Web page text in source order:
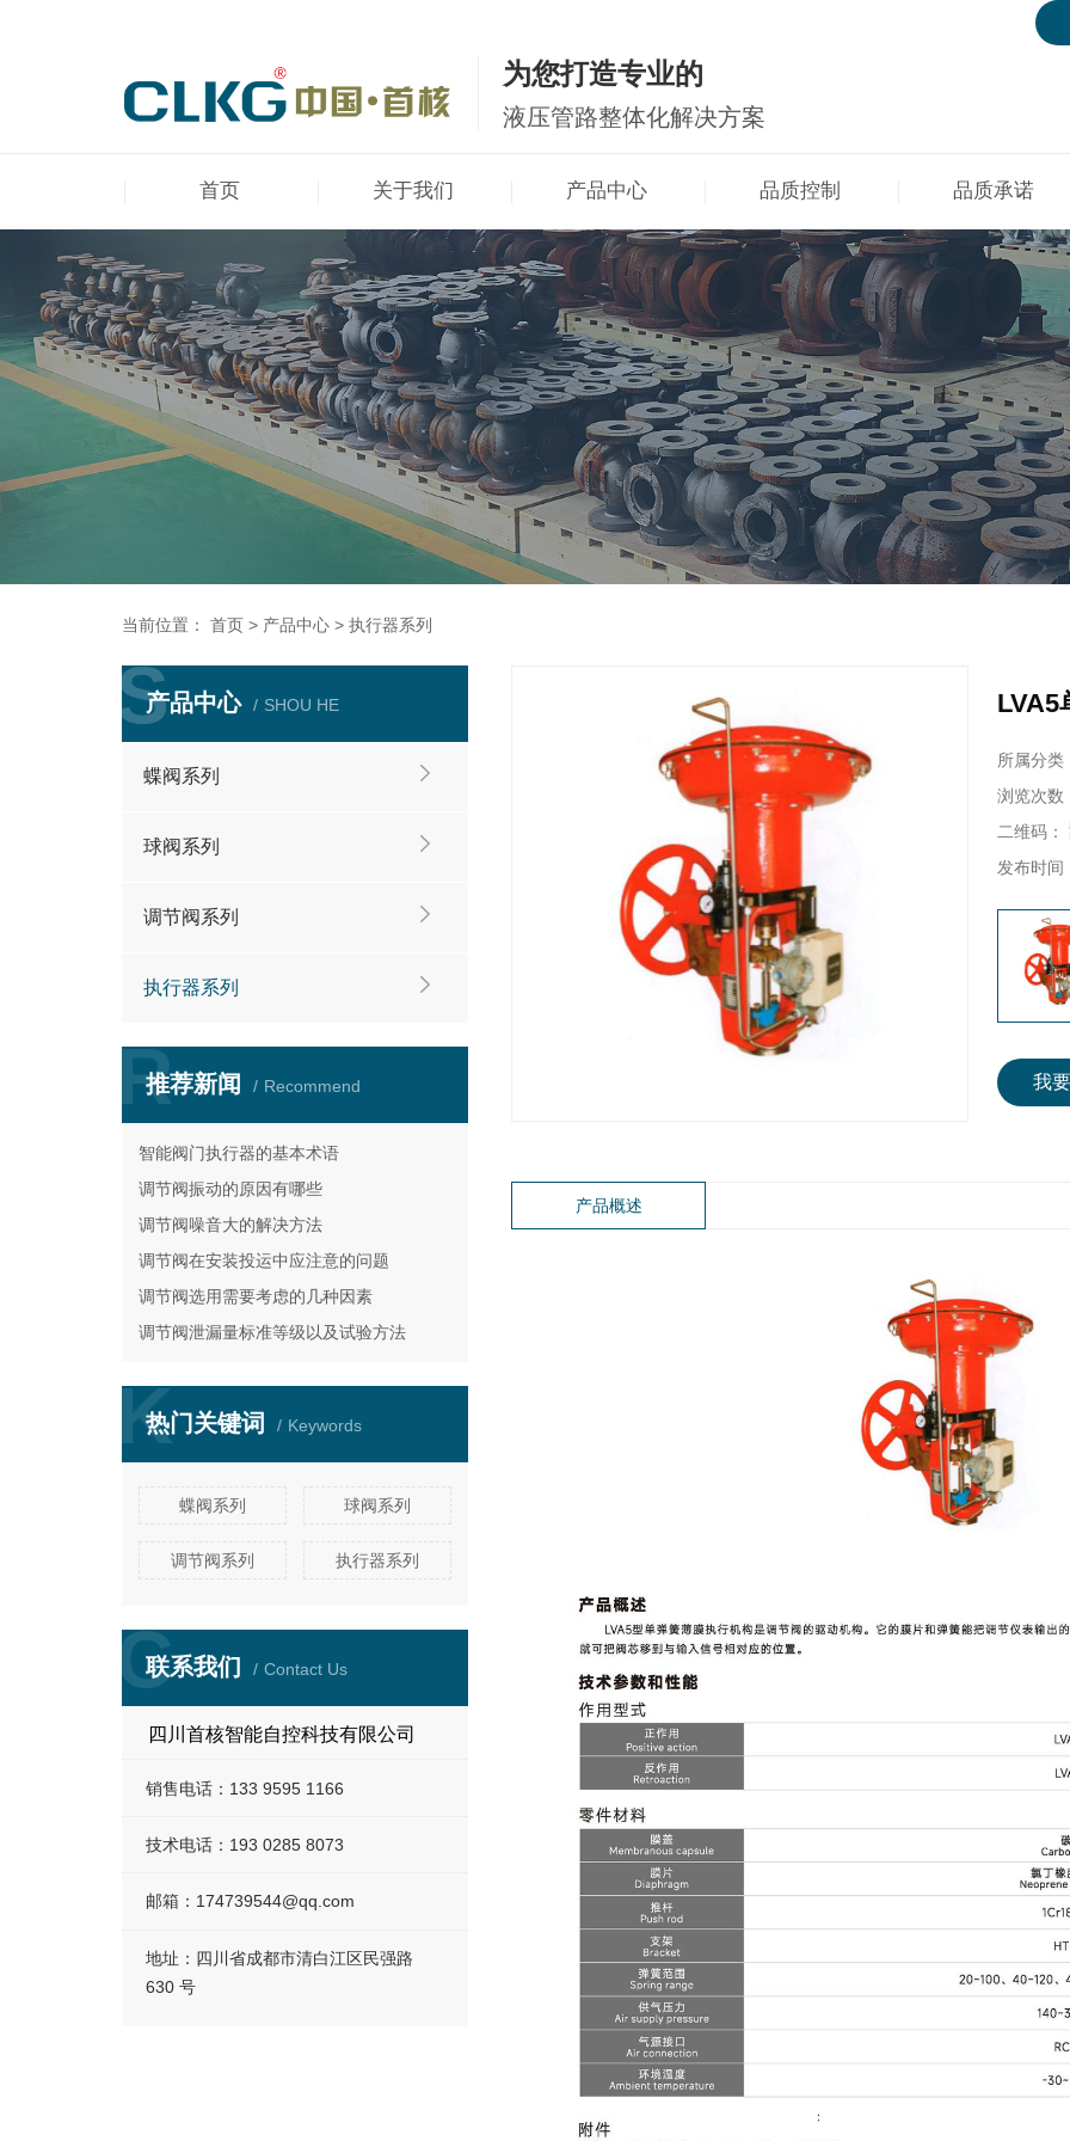
为您打造专业的
液压管路整体化解决方案
首页 关于我们 产品中心 品质控制 品质承诺
当前位置： 首页 > 产品中心 > 执行器系列
产品中心 SHOU HE
S
S
蝶阀系列
球阀系列
调节阀系列
执行器系列
推荐新闻 Recommend
R
智能阀门执行器的基本术语
调节阀振动的原因有哪些
调节阀噪音大的解决方法
调节阀在安装投运中应注意的问题
调节阀选用需要考虑的几种因素
调节阀泄漏量标准等级以及试验方法
热门关键词 Keywords
K
蝶阀系列 球阀系列
调节阀系列 执行器系列
联系我们 Contact Us
C
四川首核智能自控科技有限公司
销售电话： 133 9595 1166
技术电话： 193 0285 8073
邮箱：174739544@qq.com
地址：四川省成都市清白江区民强路
630 号
LVA5
所属分类
浏览次数
二维码：
发布时间
我
产品概述